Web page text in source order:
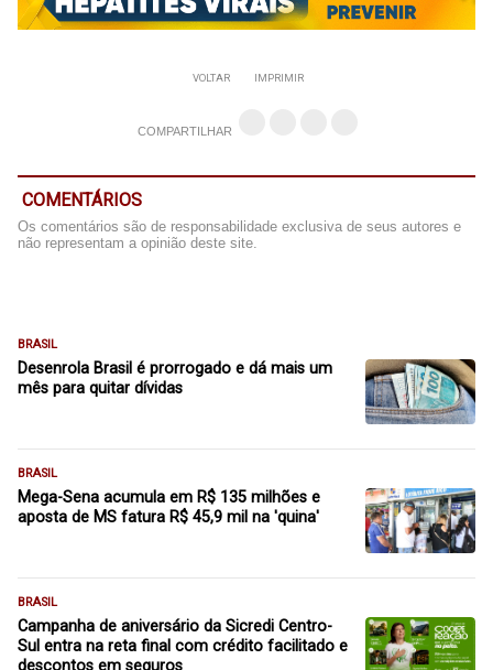
VOLTAR IMPRIMIR
COMPARTILHAR
COMENTÁRIOS
Os comentários são de responsabilidade exclusiva de seus autores e
não representam a opinião deste site.
BRASIL
Desenrola Brasil é prorrogado e dá mais um
mês para quitar dívidas
BRASIL
Mega-Sena acumula em R$ 135 milhões e
aposta de MS fatura R$ 45,9 mil na 'quina'
BRASIL
Campanha de aniversário da Sicredi Centro-
Sul entra na reta final com crédito facilitado e
descontos em seguros